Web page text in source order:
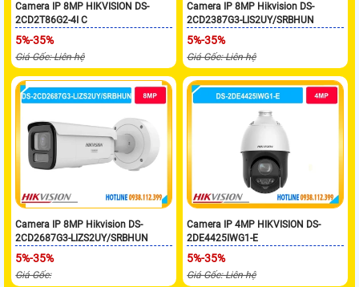
Camera IP 8MP HIKVISION DS-
2CD2T86G2-4I C
5%-35%
Giá Gốc: Liên hệ
Camera IP 8MP Hikvision DS-
2CD2387G3-LIS2UY/SRBHUN
5%-35%
Giá Gốc: Liên hệ
Camera IP 8MP Hikvision DS-
2CD2687G3-LIZS2UY/SRBHUN
5%-35%
Giá Gốc:
Camera IP 4MP HIKVISION DS-
2DE4425IWG1-E
5%-35%
Giá Gốc: Liên hệ